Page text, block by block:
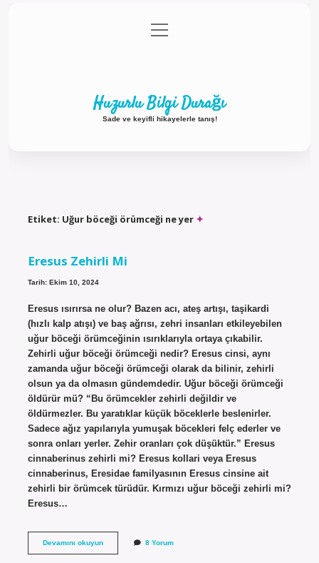
Gizlilik Politikası
menüyü
aç
Huzurlu Bilgi Durağı
Sade ve keyifli hikayelerle tanış!
Etiket: Uğur böceği örümceği ne yer
Eresus Zehirli Mi
Tarih: Ekim 10, 2024
Eresus ısırırsa ne olur? Bazen acı, ateş artışı, taşikardi
(hızlı kalp atışı) ve baş ağrısı, zehri insanları etkileyebilen
uğur böceği örümceğinin ısırıklarıyla ortaya çıkabilir.
Zehirli uğur böceği örümceği nedir? Eresus cinsi, aynı
zamanda uğur böceği örümceği olarak da bilinir, zehirli
olsun ya da olmasın gündemdedir. Uğur böceği örümceği
öldürür mü? “Bu örümcekler zehirli değildir ve
öldürmezler. Bu yaratıklar küçük böceklerle beslenirler.
Sadece ağız yapılarıyla yumuşak böcekleri felç ederler ve
sonra onları yerler. Zehir oranları çok düşüktür.” Eresus
cinnaberinus zehirli mi? Eresus kollari veya Eresus
cinnaberinus, Eresidae familyasının Eresus cinsine ait
zehirli bir örümcek türüdür. Kırmızı uğur böceği zehirli mi?
Eresus…
Devamını okuyunEresus
8 Yorum